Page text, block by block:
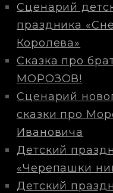
Сценарий
праздника
Королева»
Сказка про
МОРОЗОВ!
Сценарий
сказки про
Ивановича
Детский
«Черепашки
Детский